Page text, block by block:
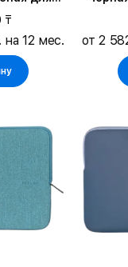
₸
12 мес. от 2